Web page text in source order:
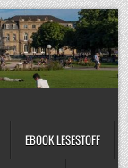
EBOOK LESESTOFF